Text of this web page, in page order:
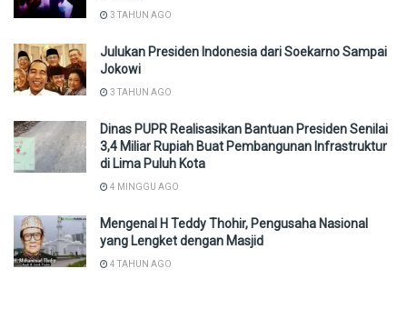
3 TAHUN AGO
Julukan Presiden Indonesia dari Soekarno Sampai
Jokowi
3 TAHUN AGO
Dinas PUPR Realisasikan Bantuan Presiden Senilai
3,4 Miliar Rupiah Buat Pembangunan Infrastruktur
di Lima Puluh Kota
4 MINGGU AGO
Mengenal H Teddy Thohir, Pengusaha Nasional
yang Lengket dengan Masjid
4 TAHUN AGO